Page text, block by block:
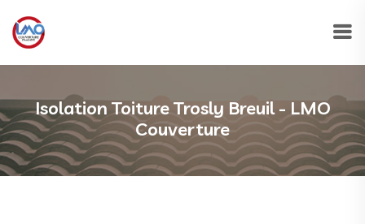
Isolation Toiture Trosly Breuil - LMO
Couverture